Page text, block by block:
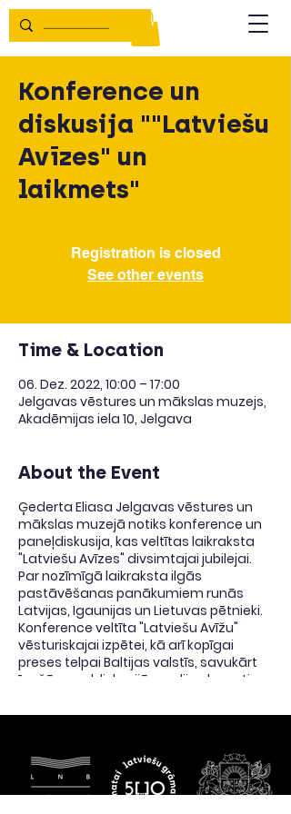
Konference un
diskusija ""Latviešu
Avīzes" un
laikmets"
Registration is closed
See other events
Time & Location
06. Dez. 2022, 10:00 – 17:00
Jelgavas vēstures un mākslas muzejs,
Akadēmijas iela 10, Jelgava
About the Event
Ģederta Eliasa Jelgavas vēstures un
mākslas muzejā notiks konference un
paneļdiskusija, kas veltītas laikraksta
"Latviešu Avīzes" divsimtajai jubilejai.
Par nozīmīgā laikraksta ilgās
pastāvēšanas panākumiem runās
Latvijas, Igaunijas un Lietuvas pētnieki.
Konference veltīta "Latviešu Avīžu"
vēsturiskajai izpētei, kā arī kopīgai
preses telpai Baltijas valstīs, savukārt
īpašā paneļdiskusijā mediju eksperti
mūsdienās un nākotnē.
Apmeklēt konferenci un paneļdiskusiju ir